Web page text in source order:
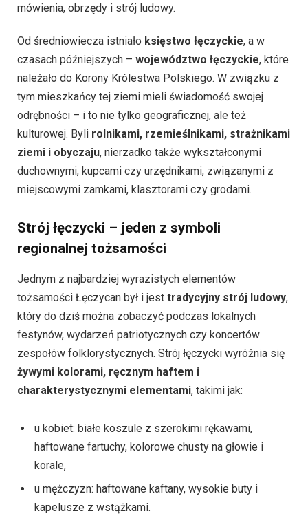
mówienia, obrzędy i strój ludowy.
Od średniowiecza istniało księstwo łęczyckie, a w
czasach późniejszych – województwo łęczyckie, które
należało do Korony Królestwa Polskiego. W związku z
tym mieszkańcy tej ziemi mieli świadomość swojej
odrębności – i to nie tylko geograficznej, ale też
kulturowej. Byli rolnikami, rzemieślnikami, strażnikami
ziemi i obyczaju, nierzadko także wykształconymi
duchownymi, kupcami czy urzędnikami, związanymi z
miejscowymi zamkami, klasztorami czy grodami.
Strój łęczycki – jeden z symboli
regionalnej tożsamości
Jednym z najbardziej wyrazistych elementów
tożsamości Łęczycan był i jest tradycyjny strój ludowy,
który do dziś można zobaczyć podczas lokalnych
festynów, wydarzeń patriotycznych czy koncertów
zespołów folklorystycznych. Strój łęczycki wyróżnia się
żywymi kolorami, ręcznym haftem i
charakterystycznymi elementami, takimi jak:
u kobiet: białe koszule z szerokimi rękawami,
haftowane fartuchy, kolorowe chusty na głowie i
korale,
u mężczyzn: haftowane kaftany, wysokie buty i
kapelusze z wstążkami.